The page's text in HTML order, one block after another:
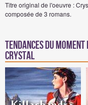
Titre original de l'oeuvre :
composée de 3 romans.
Tendances du
Crystal